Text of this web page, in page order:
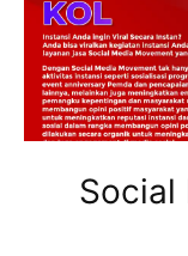
Social